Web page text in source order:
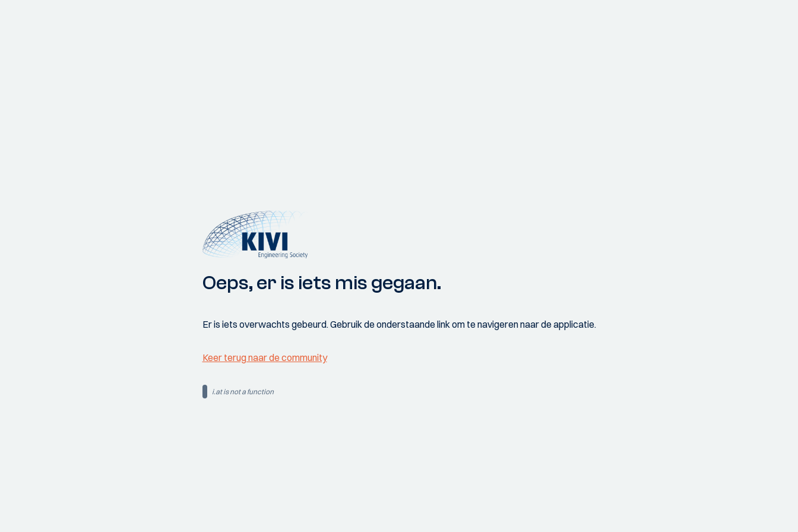
Oeps, er is iets mis gegaan.
Er is iets overwachts gebeurd. Gebruik de onderstaande link om te navigeren naar de applicatie.
Keer terug naar de community
i.at is not a function